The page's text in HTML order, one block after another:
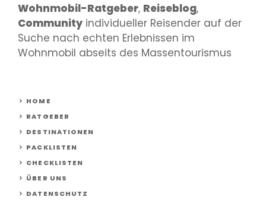
Wohnmobil-Ratgeber, Reiseblog,
Community individueller Reisender auf der
Suche nach echten Erlebnissen im
Wohnmobil abseits des Massentourismus
HOME
RATGEBER
DESTINATIONEN
PACKLISTEN
CHECKLISTEN
ÜBER UNS
DATENSCHUTZ